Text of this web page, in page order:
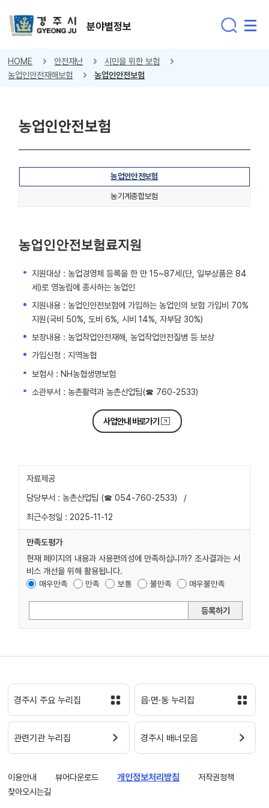
분야별정보
HOME 안전재난
시민을 위한 보험
농업인안전재해보험
농업인안전보험
농업인안전보험
농업인안전보험
농기계종합보험
농업인안전보험료지원
지원대상 : 농업경영체 등록을 한 만 15~87세(단, 일부상품은 84
세)로 영농림에 종사하는 농업인
지원내용 : 농업인안전보험에 가입하는 농업인의 보험 가입비 70%
지원(국비 50%, 도비 6%, 시비 14%, 자부담 30%)
보장내용 : 농업작업안전재해, 농업작업안전질병 등 보상
가입신청 : 지역농협
보험사 : NH농협생명보험
소관부서 : 농촌활력과 농촌산업팀(☎ 760-2533)
사업안내 바로가기
자료제공
담당부서 : 농촌산업팀 (☎ 054-760-2533)
/
최근수정일 : 2025-11-12
만족도평가
현재 페이지의 내용과 사용편의성에 만족하십니까? 조사결과는 서
비스 개선을 위해 활용됩니다.
매우만족 만족 보통 불만족 매우불만족
등록하기
경주시 주요 누리집 읍·면·동 누리집
관련기관 누리집 경주시 배너모음
이용안내 뷰어다운로드 개인정보처리방침
저작권정책
찾아오시는길